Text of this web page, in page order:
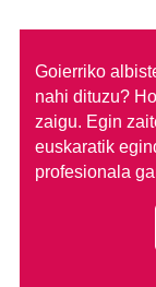
Goierriko
nahi dituzu?
zaigu. Egin
euskaratik
profesionala